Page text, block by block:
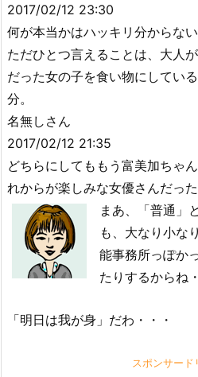
2017/02/12 23:30
何が本当かはハッキリ分からな
ただひとつ言えることは、大人
だった女の子を食い物にしてい
分。
名無しさん
2017/02/12 21:35
どちらにしてももう富美加ちゃ
れからが楽しみな女優さんだっ
まあ、「普通」
も、大なり小な
能事務所っぽか
たりするからね
「明日は我が身」だわ・・・
スポンサード